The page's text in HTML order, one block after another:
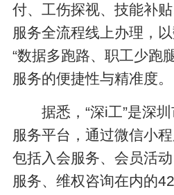
付、工伤探视、技能补
服务全流程线上办理，
“数据多跑路、职工少跑
服务的便捷性与精准度。
据悉，“深i工”是深
服务平台，通过微信小
包括入会服务、会员活
服务、维权咨询在内的